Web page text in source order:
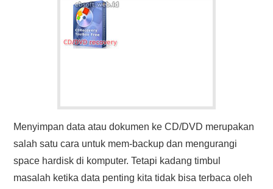
Menyimpan data atau dokumen ke CD/DVD merupakan
salah satu cara untuk mem-backup dan mengurangi
space hardisk di komputer. Tetapi kadang timbul
masalah ketika data penting kita tidak bisa terbaca oleh